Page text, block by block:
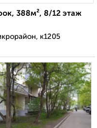
388м², 8/12 этаж
к1205